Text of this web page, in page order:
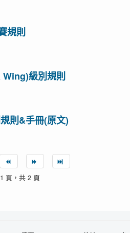
規則
級別規則
則&手冊(原文)
頁，共 2 頁